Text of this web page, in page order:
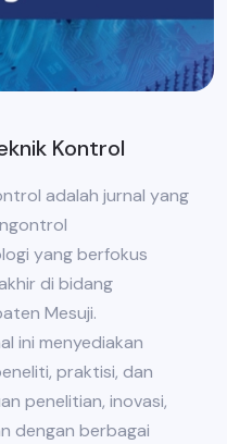
Kontrol
adalah jurnal yang
yang berfokus
di bidang
Mesuji.
ini menyediakan
praktisi, dan
penelitian, inovasi,
dengan berbagai